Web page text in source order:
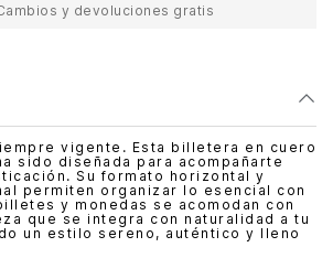
y devoluciones gratis
vigente. Esta billetera en cuero
sido diseñada para acompañarte
Su formato horizontal y
permiten organizar lo esencial con
y monedas se acomodan con
que se integra con naturalidad a tu
un estilo sereno, auténtico y lleno